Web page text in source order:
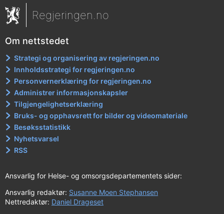
Regjeringen.no
Om nettstedet
Strategi og organisering av regjeringen.no
Innholdsstrategi for regjeringen.no
Personvernerklæring for regjeringen.no
Administrer informasjonskapsler
Tilgjengelighetserklæring
Bruks- og opphavsrett for bilder og videomateriale
Besøksstatistikk
Nyhetsvarsel
RSS
Ansvarlig for Helse- og omsorgsdepartementets sider:
Ansvarlig redaktør: Susanne Moen Stephansen
Nettredaktør: Daniel Drageset